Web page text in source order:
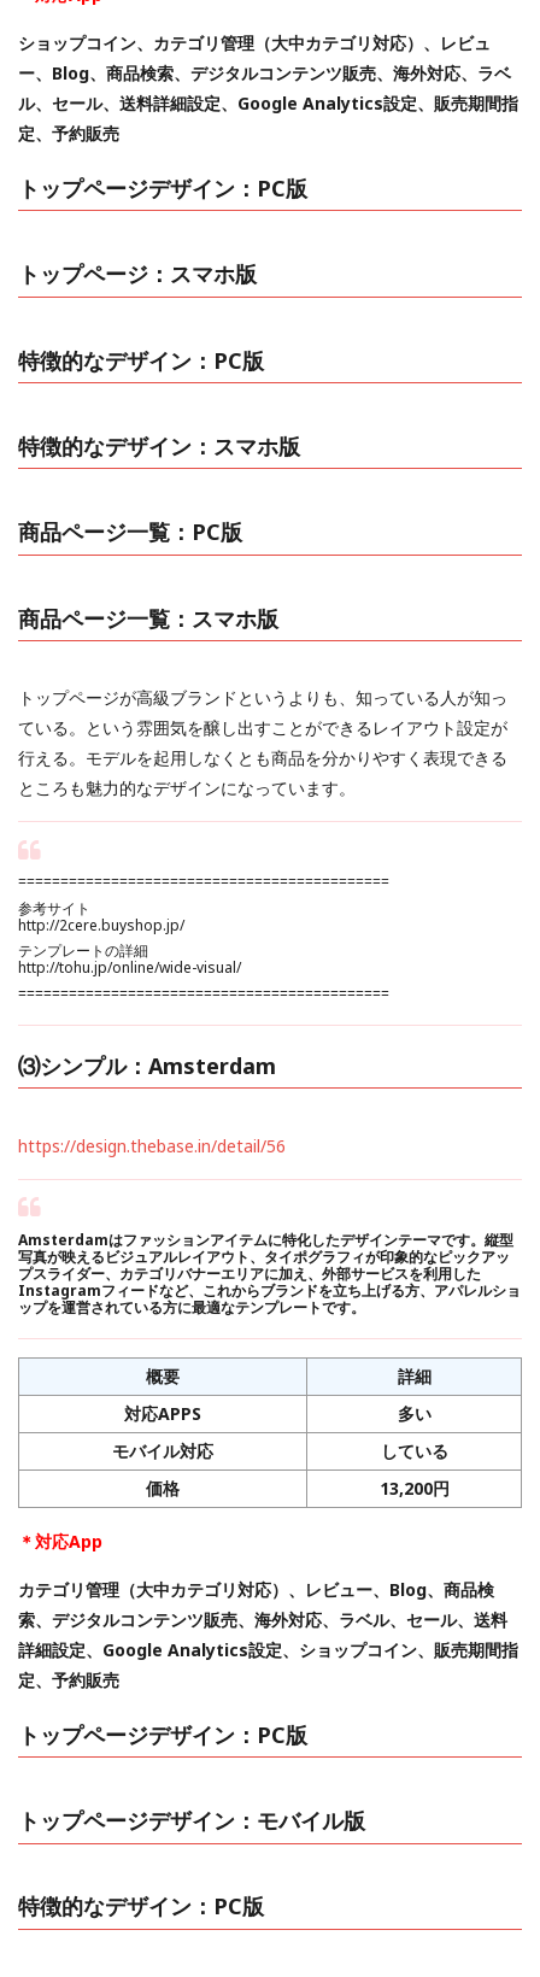
ショップコイン、カテゴリ管理（大中カテゴリ対応）、レビュ
ー、Blog、商品検索、デジタルコンテンツ販売、海外対応、ラベ
ル、セール、送料詳細設定、Google Analytics設定、販売期間指
定、予約販売
トップページデザイン：PC版
トップページ：スマホ版
特徴的なデザイン：PC版
特徴的なデザイン：スマホ版
商品ページ一覧：PC版
商品ページ一覧：スマホ版
トップページが高級ブランドというよりも、知っている人が知っ
ている。という雰囲気を醸し出すことができるレイアウト設定が
行える。モデルを起用しなくとも商品を分かりやすく表現できる
ところも魅力的なデザインになっています。
============================================
参考サイト
http://2cere.buyshop.jp/
テンプレートの詳細
http://tohu.jp/online/wide-visual/
============================================
⑶シンプル：Amsterdam
https://design.thebase.in/detail/56
Amsterdamはファッションアイテムに特化したデザインテーマです。縦型
写真が映えるビジュアルレイアウト、タイポグラフィが印象的なピックアッ
プスライダー、カテゴリバナーエリアに加え、外部サービスを利用した
Instagramフィードなど、これからブランドを立ち上げる方、アパレルショ
ップを運営されている方に最適なテンプレートです。
概要
詳細
対応APPS
多い
モバイル対応
している
価格
13,200円
＊対応App
カテゴリ管理（大中カテゴリ対応）、レビュー、Blog、商品検
索、デジタルコンテンツ販売、海外対応、ラベル、セール、送料
詳細設定、Google Analytics設定、ショップコイン、販売期間指
定、予約販売
トップページデザイン：PC版
トップページデザイン：モバイル版
特徴的なデザイン：PC版